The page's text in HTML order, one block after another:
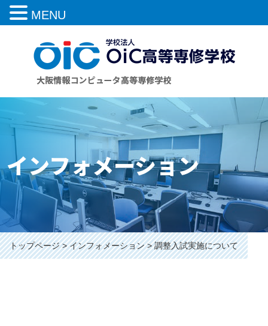
インフォメーション
トップページ インフォメーション 調整入試実施について
MENU